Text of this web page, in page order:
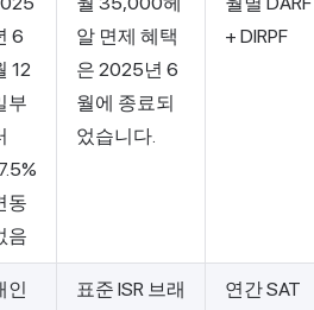
6
12
부
동
음
알 면제 혜택
은 2025년 6
월에 종료되
었습니다.
+ DIRPF
인
표준 ISR 브래
연간 SAT